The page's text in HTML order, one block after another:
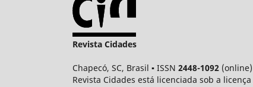
Revista Cidades
Chapecó, SC, Brasil ▪ ISSN 2448-1092 (online)
Revista Cidades está licenciada sob a licença